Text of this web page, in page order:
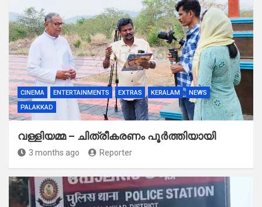
CINEMA ENTERTAINMENTS EXTRAS KERALAM
NEWS
PALAKKAD
വള്ളിയമ്മ – ചിത്രീകരണം പൂർത്തിയായി
3 months ago Reporter